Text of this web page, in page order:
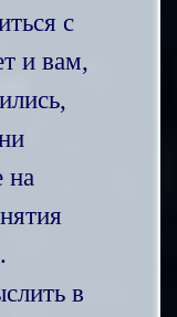
с
и вам,
на
в